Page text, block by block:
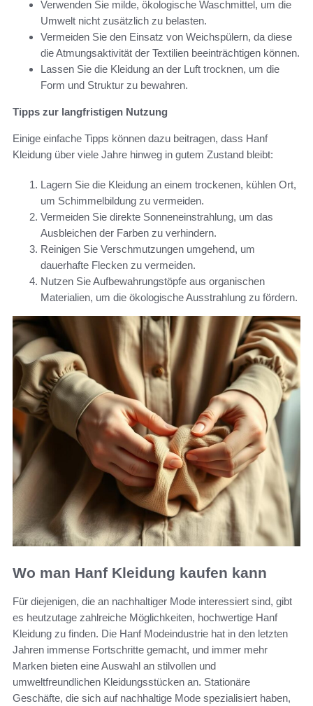
Verwenden Sie milde, ökologische Waschmittel, um die
Umwelt nicht zusätzlich zu belasten.
Vermeiden Sie den Einsatz von Weichspülern, da diese
die Atmungsaktivität der Textilien beeinträchtigen können.
Lassen Sie die Kleidung an der Luft trocknen, um die
Form und Struktur zu bewahren.
Tipps zur langfristigen Nutzung
Einige einfache Tipps können dazu beitragen, dass Hanf
Kleidung über viele Jahre hinweg in gutem Zustand bleibt:
Lagern Sie die Kleidung an einem trockenen, kühlen Ort,
um Schimmelbildung zu vermeiden.
Vermeiden Sie direkte Sonneneinstrahlung, um das
Ausbleichen der Farben zu verhindern.
Reinigen Sie Verschmutzungen umgehend, um
dauerhafte Flecken zu vermeiden.
Nutzen Sie Aufbewahrungstöpfe aus organischen
Materialien, um die ökologische Ausstrahlung zu fördern.
Wo man Hanf Kleidung kaufen kann
Für diejenigen, die an nachhaltiger Mode interessiert sind, gibt
es heutzutage zahlreiche Möglichkeiten, hochwertige Hanf
Kleidung zu finden. Die Hanf Modeindustrie hat in den letzten
Jahren immense Fortschritte gemacht, und immer mehr
Marken bieten eine Auswahl an stilvollen und
umweltfreundlichen Kleidungsstücken an. Stationäre
Geschäfte, die sich auf nachhaltige Mode spezialisiert haben,